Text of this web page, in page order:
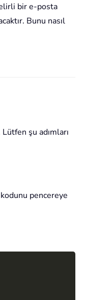
bir e-posta
Bunu nasıl
şu adımları
pencereye